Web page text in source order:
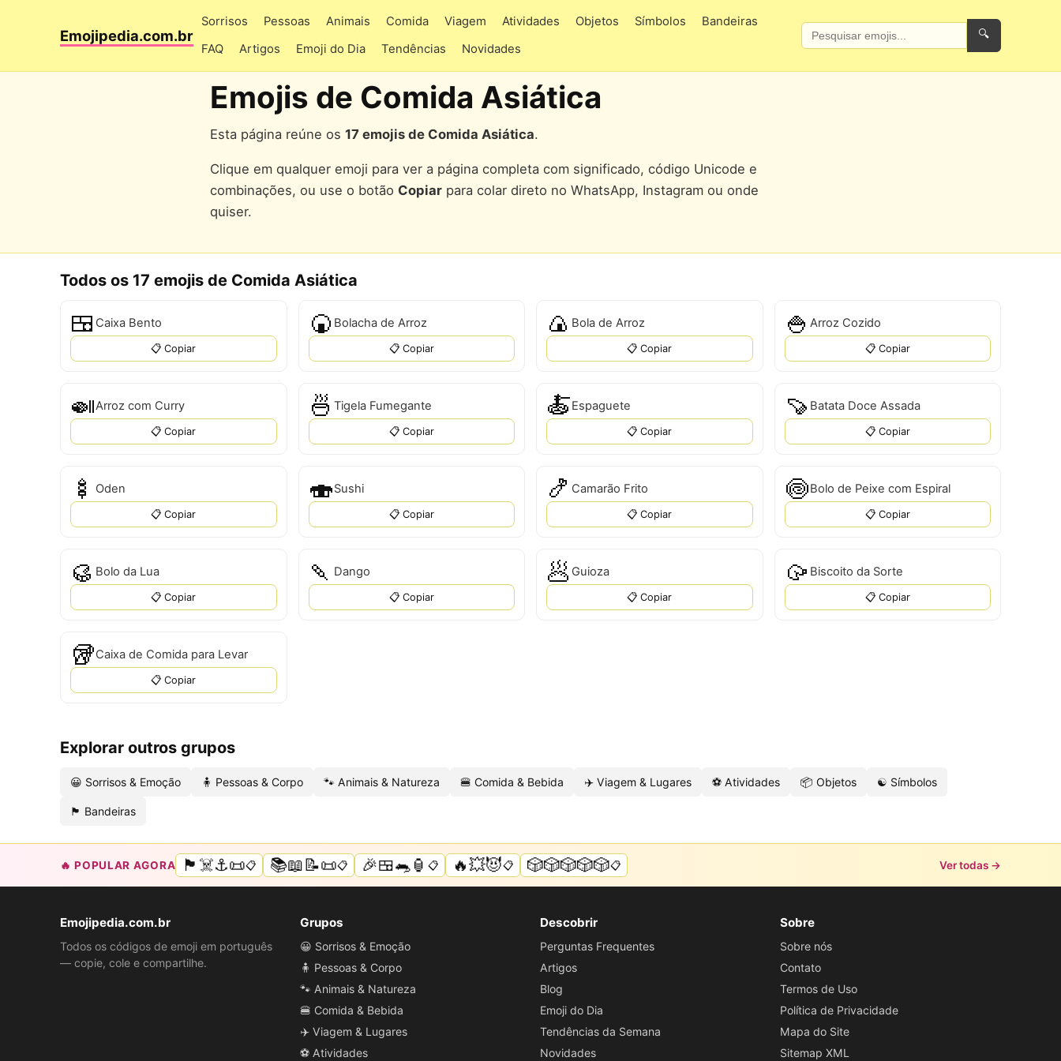
Emojipedia.com.br
Sorrisos Pessoas Animais Comida Viagem Atividades Objetos Símbolos
Bandeiras
FAQ
Artigos Emoji do Dia Tendências Novidades
🔍
Emojis de Comida Asiática
Esta página reúne os 17 emojis de Comida Asiática.
Clique em qualquer emoji para ver a página completa com significado, código Unicode e
combinações, ou use o botão Copiar para colar direto no WhatsApp, Instagram ou onde
quiser.
Todos os 17 emojis de Comida Asiática
🍱 Caixa Bento
📋 Copiar
🍘 Bolacha de Arroz
📋 Copiar
🍙 Bola de Arroz
📋 Copiar
🍚 Arroz Cozido
📋 Copiar
🍛Arroz com Curry
📋 Copiar
🍜 Tigela Fumegante
📋 Copiar
🍝Espaguete
📋 Copiar
🍠 Batata Doce Assada
📋 Copiar
🍢 Oden
📋 Copiar
🍣Sushi
📋 Copiar
🍤 Camarão Frito
📋 Copiar
🍥Bolo de Peixe com Espiral
📋 Copiar
🥮 Bolo da Lua
📋 Copiar
🍡 Dango
📋 Copiar
🥟 Guioza
📋 Copiar
🥠 Biscoito da Sorte
📋 Copiar
🥡Caixa de Comida para Levar
📋 Copiar
Explorar outros grupos
😀 Sorrisos & Emoção 🧍 Pessoas & Corpo 🐾 Animais & Natureza 🍔 Comida & Bebida ✈️ Viagem & Lugares ⚽ Atividades 📦 Objetos ☯️ Símbolos
🏴 Bandeiras
🔥 POPULAR AGORA 🏴‍☠️⚓📜📋 📚📖📝📜📋 🎉🍱🐀🏮📋 🔥💥😈📋 🎲🎲🎲🎲🎲📋 Ver todas →
Emojipedia.com.br
Todos os códigos de emoji em português
— copie, cole e compartilhe.
Grupos
😀 Sorrisos & Emoção
🧍 Pessoas & Corpo
🐾 Animais & Natureza
🍔 Comida & Bebida
✈️ Viagem & Lugares
⚽ Atividades
Descobrir
Perguntas Frequentes
Artigos
Blog
Emoji do Dia
Tendências da Semana
Novidades
Sobre
Sobre nós
Contato
Termos de Uso
Política de Privacidade
Mapa do Site
Sitemap XML